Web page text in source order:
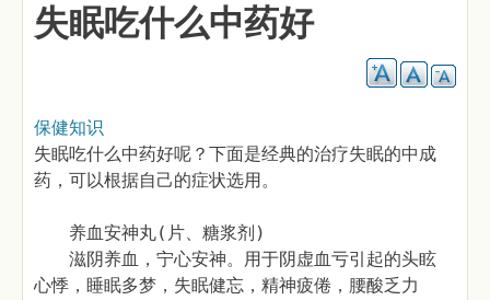
失眠吃什么中药好
保健知识
失眠吃什么中药好呢？下面是经典的治疗失眠的中成
药，可以根据自己的症状选用。
养血安神丸(片、糖浆剂)
滋阴养血，宁心安神。用于阴虚血亏引起的头眩
心悸，睡眠多梦，失眠健忘，精神疲倦，腰酸乏力